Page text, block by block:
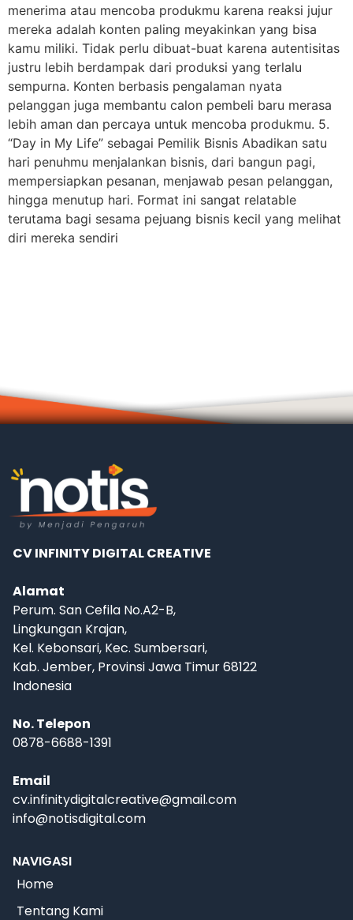
menerima atau mencoba produkmu karena reaksi jujur
mereka adalah konten paling meyakinkan yang bisa
kamu miliki. Tidak perlu dibuat-buat karena autentisitas
justru lebih berdampak dari produksi yang terlalu
sempurna. Konten berbasis pengalaman nyata
pelanggan juga membantu calon pembeli baru merasa
lebih aman dan percaya untuk mencoba produkmu. 5.
“Day in My Life” sebagai Pemilik Bisnis Abadikan satu
hari penuhmu menjalankan bisnis, dari bangun pagi,
mempersiapkan pesanan, menjawab pesan pelanggan,
hingga menutup hari. Format ini sangat relatable
terutama bagi sesama pejuang bisnis kecil yang melihat
diri mereka sendiri
CV INFINITY DIGITAL CREATIVE
Alamat
Perum. San Cefila No.A2-B,
Lingkungan Krajan,
Kel. Kebonsari, Kec. Sumbersari,
Kab. Jember, Provinsi Jawa Timur 68122
Indonesia
No. Telepon
0878-6688-1391
Email
cv.infinitydigitalcreative@gmail.com
info@notisdigital.com
NAVIGASI
Home
Tentang Kami